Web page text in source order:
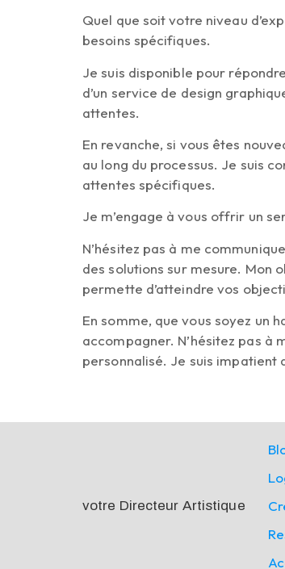
Quel que soit votre niveau
besoins spécifiques.
Je suis disponible pour
d’un service de design
attentes.
En revanche, si vous êtes
au long du processus. Je suis
attentes spécifiques.
Je m’engage à vous offrir un
N’hésitez pas à me
des solutions sur mesure. Mon
permette d’atteindre vos
En somme, que vous soyez un
accompagner. N’hésitez pas
personnalisé. Je suis impatient
votre Directeur Artistique